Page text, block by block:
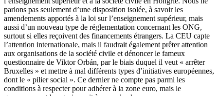
parlons pas seulement d’une disposition isolée, à savoir les
amendements apportés à la loi sur l’enseignement supérieur, mais
aussi d’un nouveau type de réglementation concernant les ONG,
surtout si elles reçoivent des financements étrangers. La CEU capte
l’attention internationale, mais il faudrait également prêter attention
aux organisations de la société civile et dénoncer le fameux
questionnaire de Viktor Orbán, par le biais duquel il veut « arrêter
Bruxelles » et mettre à mal différents types d’initiatives européennes,
dont le « pilier social ». Ce dernier ne compte pas parmi les
conditions à respecter pour adhérer à la zone euro, mais le